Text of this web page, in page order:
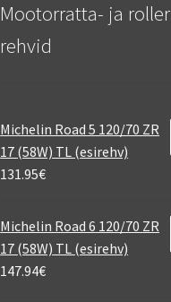
Mootorratta- ja roller
rehvid
Michelin Road 5 120/70 ZR
17 (58W) TL (esirehv)
131.95€
Michelin Road 6 120/70 ZR
17 (58W) TL (esirehv)
147.94€